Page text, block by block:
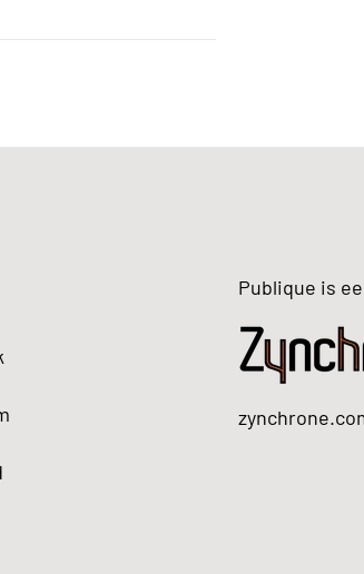
Publique is